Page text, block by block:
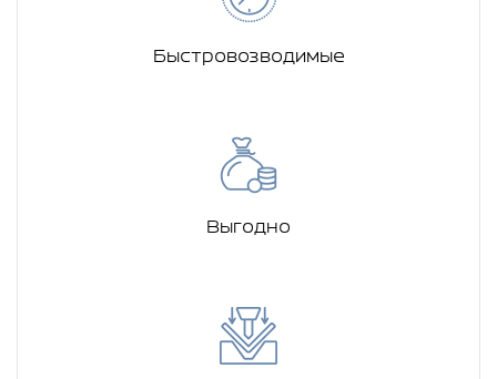
Быстровозводимые
Выгодно